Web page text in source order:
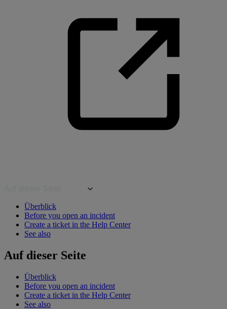
Überblick
Before you open an incident
Create a ticket in the Help Center
See also
Auf dieser Seite
Überblick
Before you open an incident
Create a ticket in the Help Center
See also